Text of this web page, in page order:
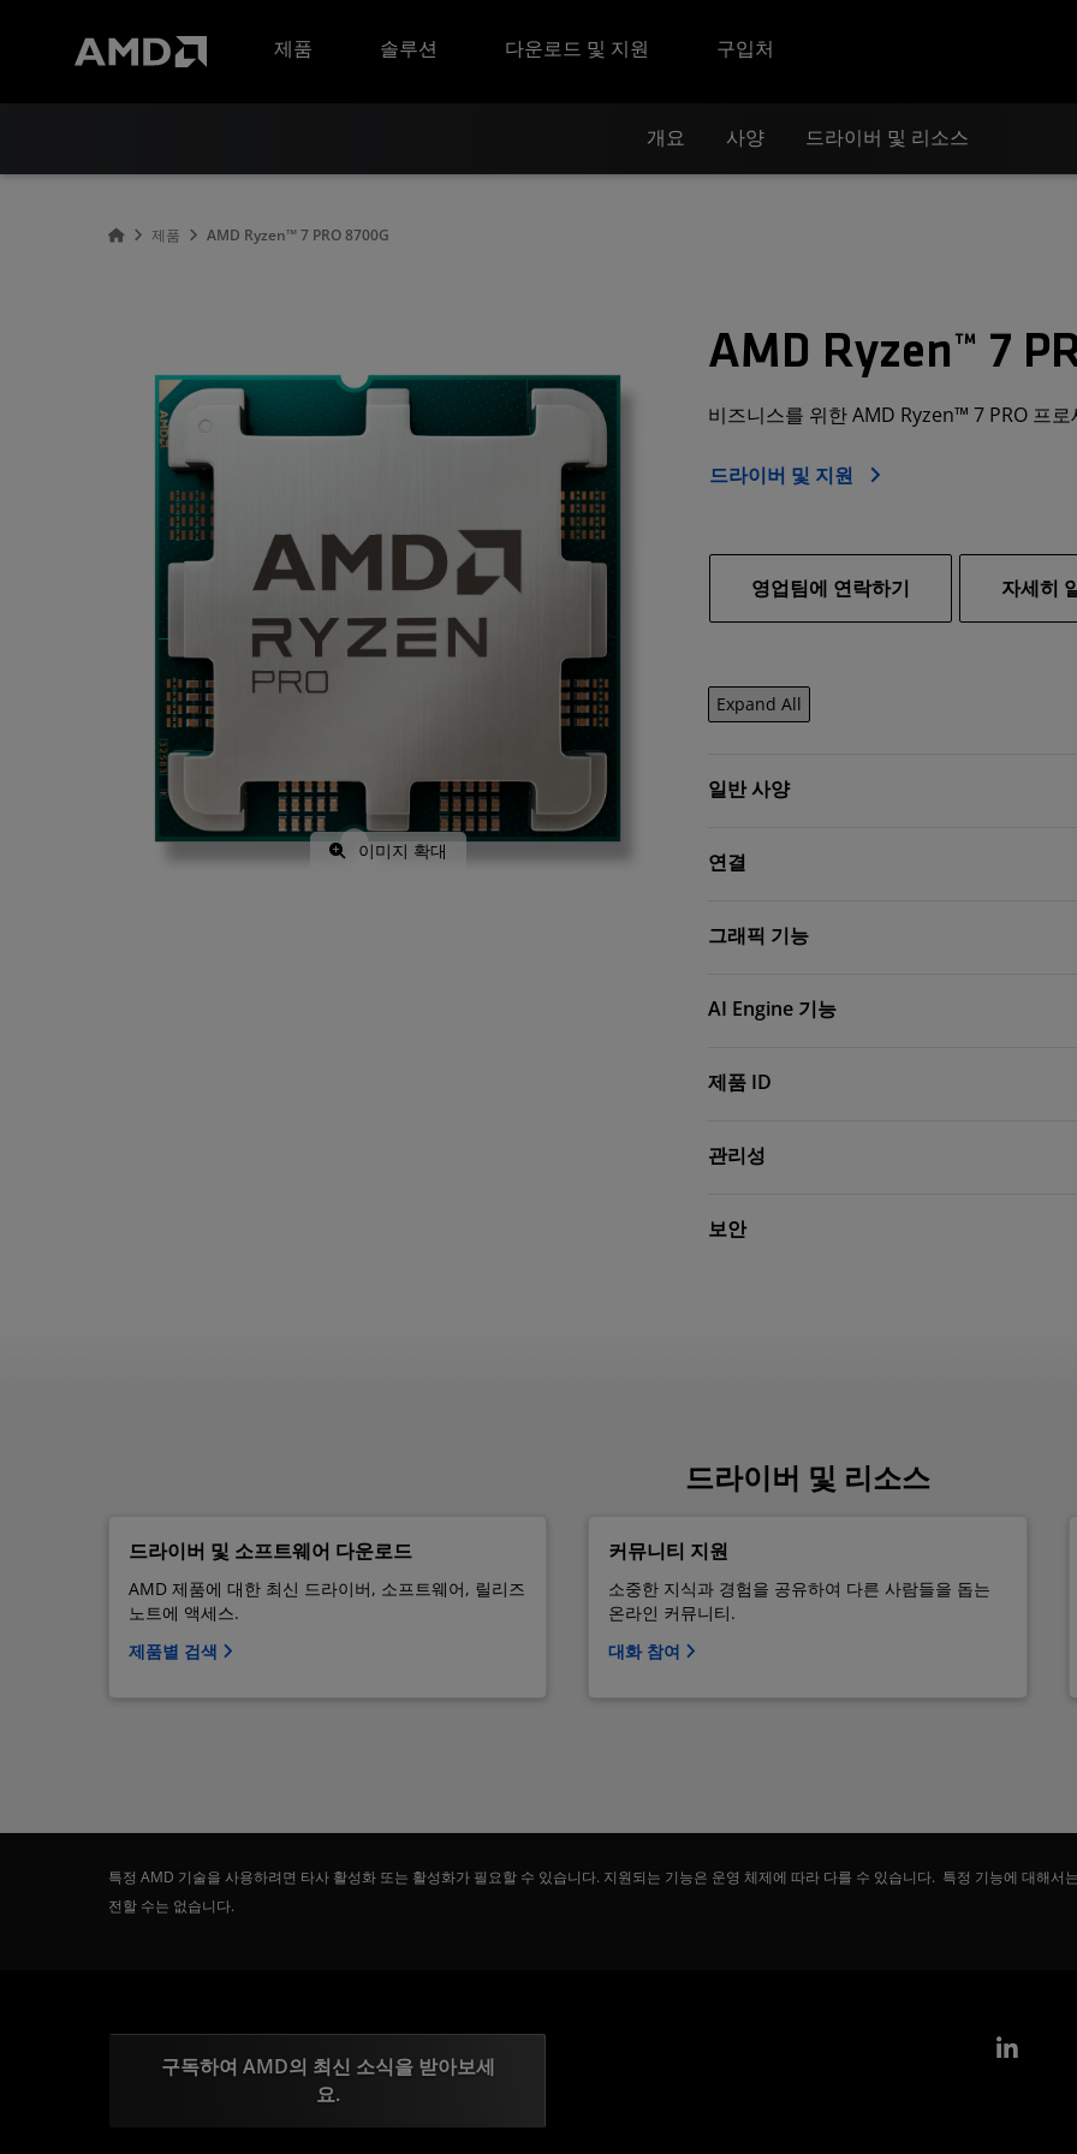
제품
솔루션 다운로드 및 지원 구입처
개요 사양 드라이버 및 리소스
제품 AMD Ryzen™ 7 PRO 8700G
이미지 확대
AMD Ryzen™ 7
비즈니스를 위한 AMD Ryzen™ 7 PRO 프로
드라이버 및 지원
영업팀에 연락하기 자세히
Expand All
일반 사양
연결
그래픽 기능
AI Engine 기능
제품 ID
관리성
보안
드라이버 및 리소스
드라이버 및 소프트웨어 다운로드
AMD 제품에 대한 최신 드라이버, 소프트웨어, 릴리즈
노트에 액세스.
제품별 검색
커뮤니티 지원
소중한 지식과 경험을 공유하여 다른 사람들을 돕는
온라인 커뮤니티.
대화 참여
특정 AMD 기술을 사용하려면 타사 활성화 또는 활성화가 필요할 수 있습니다. 지원되는 기능은 운영 체제에 따라 다를 수 있습니다. 특정 기능에 대해
전할 수는 없습니다.
구독하여 AMD의 최신 소식을 받아보세
요.